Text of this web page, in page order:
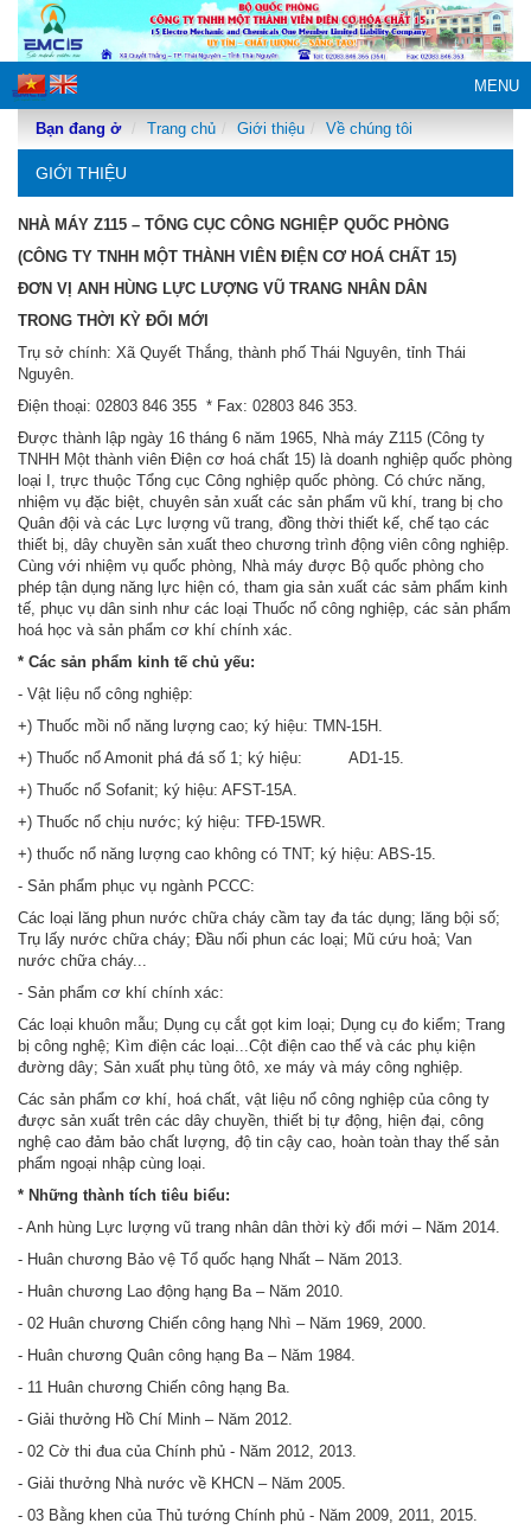
MENU
Bạn đang ở Trang chủ Giới thiệu Về chúng tôi
GIỚI THIỆU
NHÀ MÁY Z115 – TỔNG CỤC CÔNG NGHIỆP QUỐC PHÒNG
(CÔNG TY TNHH MỘT THÀNH VIÊN ĐIỆN CƠ HOÁ CHẤT 15)
ĐƠN VỊ ANH HÙNG LỰC LƯỢNG VŨ TRANG NHÂN DÂN
TRONG THỜI KỲ ĐỔI MỚI
Trụ sở chính: Xã Quyết Thắng, thành phố Thái Nguyên, tỉnh Thái
Nguyên.
Điện thoại: 02803 846 355 * Fax: 02803 846 353.
Được thành lập ngày 16 tháng 6 năm 1965, Nhà máy Z115 (Công ty
TNHH Một thành viên Điện cơ hoá chất 15) là doanh nghiệp quốc phòng
loại I, trực thuộc Tổng cục Công nghiệp quốc phòng. Có chức năng,
nhiệm vụ đặc biệt, chuyên sản xuất các sản phẩm vũ khí, trang bị cho
Quân đội và các Lực lượng vũ trang, đồng thời thiết kế, chế tạo các
thiết bị, dây chuyền sản xuất theo chương trình động viên công nghiệp.
Cùng với nhiệm vụ quốc phòng, Nhà máy được Bộ quốc phòng cho
phép tận dụng năng lực hiện có, tham gia sản xuất các sảm phẩm kinh
tế, phục vụ dân sinh như các loại Thuốc nổ công nghiệp, các sản phẩm
hoá học và sản phẩm cơ khí chính xác.
* Các sản phẩm kinh tế chủ yếu:
- Vật liệu nổ công nghiệp:
+) Thuốc mồi nổ năng lượng cao; ký hiệu: TMN-15H.
+) Thuốc nổ Amonit phá đá số 1; ký hiệu: AD1-15.
+) Thuốc nổ Sofanit; ký hiệu: AFST-15A.
+) Thuốc nổ chịu nước; ký hiệu: TFĐ-15WR.
+) thuốc nổ năng lượng cao không có TNT; ký hiệu: ABS-15.
- Sản phẩm phục vụ ngành PCCC:
Các loại lăng phun nước chữa cháy cầm tay đa tác dụng; lăng bội số;
Trụ lấy nước chữa cháy; Đầu nối phun các loại; Mũ cứu hoả; Van
nước chữa cháy...
- Sản phẩm cơ khí chính xác:
Các loại khuôn mẫu; Dụng cụ cắt gọt kim loại; Dụng cụ đo kiểm; Trang
bị công nghệ; Kìm điện các loại...Cột điện cao thế và các phụ kiện
đường dây; Sản xuất phụ tùng ôtô, xe máy và máy công nghiệp.
Các sản phẩm cơ khí, hoá chất, vật liệu nổ công nghiệp của công ty
được sản xuất trên các dây chuyền, thiết bị tự động, hiện đại, công
nghệ cao đảm bảo chất lượng, độ tin cậy cao, hoàn toàn thay thế sản
phẩm ngoại nhập cùng loại.
* Những thành tích tiêu biểu:
- Anh hùng Lực lượng vũ trang nhân dân thời kỳ đổi mới – Năm 2014.
- Huân chương Bảo vệ Tổ quốc hạng Nhất – Năm 2013.
- Huân chương Lao động hạng Ba – Năm 2010.
- 02 Huân chương Chiến công hạng Nhì – Năm 1969, 2000.
- Huân chương Quân công hạng Ba – Năm 1984.
- 11 Huân chương Chiến công hạng Ba.
- Giải thưởng Hồ Chí Minh – Năm 2012.
- 02 Cờ thi đua của Chính phủ - Năm 2012, 2013.
- Giải thưởng Nhà nước về KHCN – Năm 2005.
- 03 Bằng khen của Thủ tướng Chính phủ - Năm 2009, 2011, 2015.